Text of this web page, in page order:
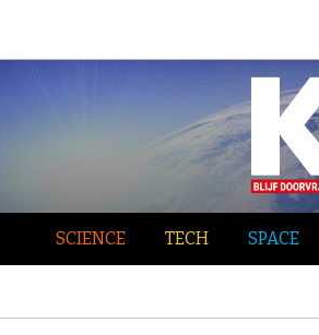
SCIENCE TECH SPACE